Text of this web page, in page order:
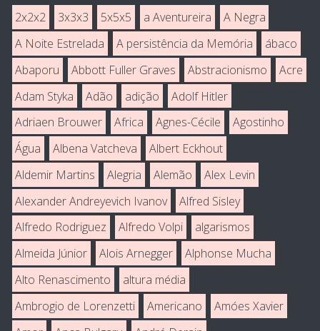
2x2x2 3x3x3 5x5x5 a Aventureira
A Negra
A Noite Estrelada
A persistência da Memória
ábaco
Abaporu
Abbott Fuller Graves Abstracionismo
Acre
Adam Styka
Adão adição
Adolf Hitler
Adriaen Brouwer
Africa Agnes-Cécile
Agostinho
Água
Albena Vatcheva
Albert Eckhout
Aldemir Martins
Alegria Alemão
Alex Levin
Alexander Andreyevich Ivanov
Alfred Sisley
Alfredo Rodriguez
Alfredo Volpi
algarismos
Almeida Júnior
Alois Arnegger
Alphonse Mucha
Alto Renascimento
altura média
Ambrogio de Lorenzetti
Americano
Amóes Xavier